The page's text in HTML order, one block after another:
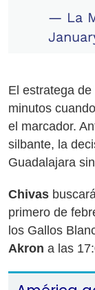
— La
El estratega de
minutos
el marcador.
silbante, la
Guadalajara
Chivas
primero de
los Gallos
Akron a las